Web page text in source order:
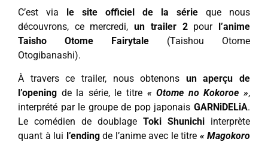
C’est via le site officiel de la série que nous
découvrons, ce mercredi,un trailer 2pour l’anime
Taisho Otome Fairytale (Taishou Otome
Otogibanashi).
À travers ce trailer, nous obtenons un aperçu de
l’opening de la série, le titre « Otome no Kokoroe »,
interprété par le groupe de pop japonais GARNiDELiA.
Le comédien de doublage Toki Shunichi interprète
quant à lui l’endingde l’anime avec le titre « Magokoro